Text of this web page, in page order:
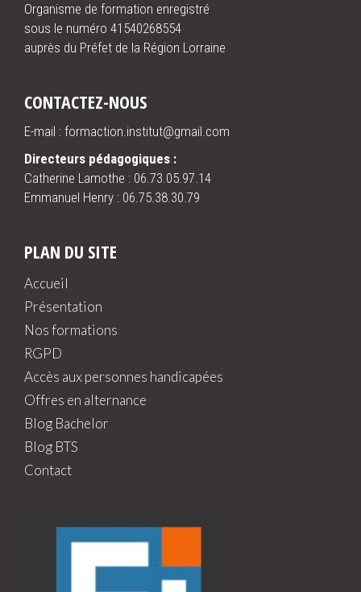
Organisme de formation enregistré
sous le numéro 41540268554
auprès du Préfet de la Région Lorraine
CONTACTEZ-NOUS
E-mail : formaction.institut@gmail.com
Directeurs pédagogiques :
Catherine Lamothe : 06.73.05.97.14
Emmanuel Henry : 06.75.38.30.79
PLAN DU SITE
Accueil
Présentation
Nos formations
RGPD
Accès aux personnes handicapées
Offres en alternance
Blog Bachelor
Blog BTS
Contact